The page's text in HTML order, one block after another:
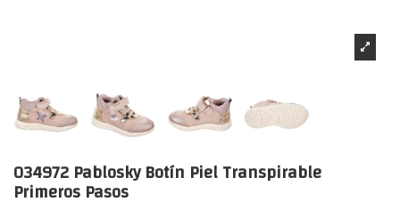
034972 Pablosky Botín Piel Transpirable
Primeros Pasos